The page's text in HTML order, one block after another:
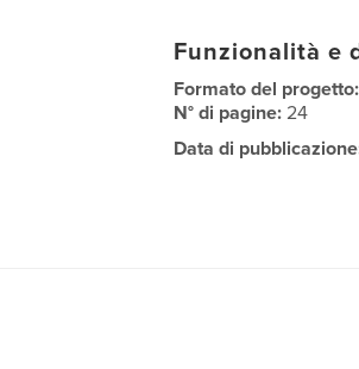
Funzionalità e
Formato del
N° di pagine:24
Data di